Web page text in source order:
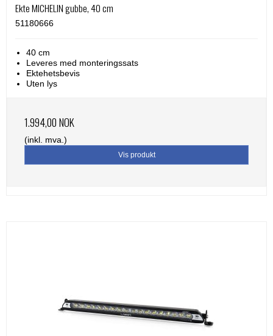
Ekte MICHELIN gubbe, 40 cm
51180666
40 cm
Leveres med monteringssats
Ektehetsbevis
Uten lys
1.994,00 NOK
(inkl. mva.)
Vis produkt